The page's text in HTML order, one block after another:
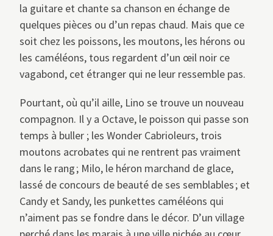
la guitare et chante sa chanson en échange de
quelques pièces ou d’un repas chaud. Mais que ce
soit chez les poissons, les moutons, les hérons ou
les caméléons, tous regardent d’un œil noir ce
vagabond, cet étranger qui ne leur ressemble pas.
Pourtant, où qu’il aille, Lino se trouve un nouveau
compagnon. Il y a Octave, le poisson qui passe son
temps à buller ; les Wonder Cabrioleurs, trois
moutons acrobates qui ne rentrent pas vraiment
dans le rang ; Milo, le héron marchand de glace,
lassé de concours de beauté de ses semblables ; et
Candy et Sandy, les punkettes caméléons qui
n’aiment pas se fondre dans le décor. D’un village